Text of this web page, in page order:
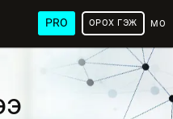
PRO
ХЭЛ
ОРОХ ГЭЖ